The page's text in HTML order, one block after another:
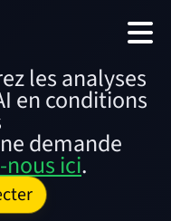
les analyses
en conditions
demande
nous ici.